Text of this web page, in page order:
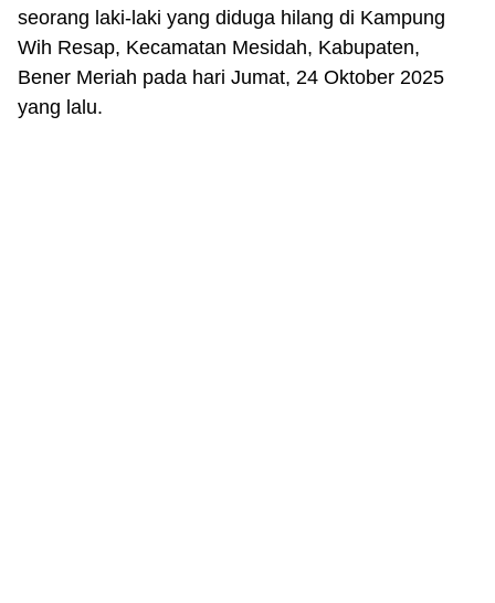
seorang laki-laki yang diduga hilang di Kampung
Wih Resap, Kecamatan Mesidah, Kabupaten,
Bener Meriah pada hari Jumat, 24 Oktober 2025
yang lalu.